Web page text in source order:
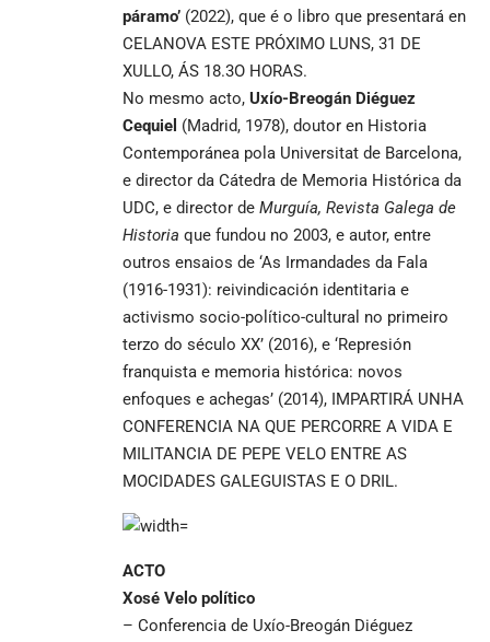
páramo’ (2022), que é o libro que presentará en
CELANOVA ESTE PRÓXIMO LUNS, 31 DE
XULLO, ÁS 18.3O HORAS.
No mesmo acto, Uxío-Breogán Diéguez
Cequiel (Madrid, 1978), doutor en Historia
Contemporánea pola Universitat de Barcelona,
e director da Cátedra de Memoria Histórica da
UDC, e director de Murguía, Revista Galega de
Historia que fundou no 2003, e autor, entre
outros ensaios de ‘As Irmandades da Fala
(1916-1931): reivindicación identitaria e
activismo socio-político-cultural no primeiro
terzo do século XX’ (2016), e ‘Represión
franquista e memoria histórica: novos
enfoques e achegas’ (2014), IMPARTIRÁ UNHA
CONFERENCIA NA QUE PERCORRE A VIDA E
MILITANCIA DE PEPE VELO ENTRE AS
MOCIDADES GALEGUISTAS E O DRIL.
ACTO
Xosé Velo político
– Conferencia de Uxío-Breogán Diéguez